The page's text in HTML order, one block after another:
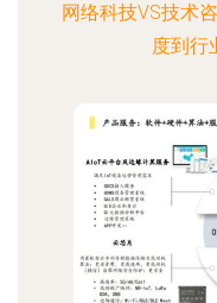
网络科技VS技术
度到行